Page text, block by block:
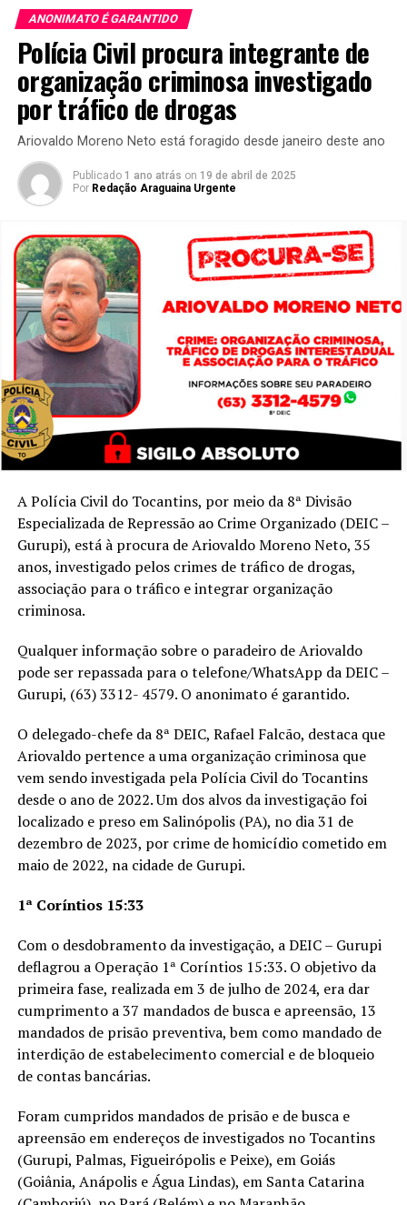
ANONIMATO É GARANTIDO
Polícia Civil procura integrante de
organização criminosa investigado
por tráfico de drogas
Ariovaldo Moreno Neto está foragido desde janeiro deste ano
Publicado 1 ano atrás on 19 de abril de 2025
Por Redação Araguaina Urgente
A Polícia Civil do Tocantins, por meio da 8ª Divisão
Especializada de Repressão ao Crime Organizado (DEIC –
Gurupi), está à procura de Ariovaldo Moreno Neto, 35
anos, investigado pelos crimes de tráfico de drogas,
associação para o tráfico e integrar organização
criminosa.
Qualquer informação sobre o paradeiro de Ariovaldo
pode ser repassada para o telefone/WhatsApp da DEIC –
Gurupi, (63) 3312- 4579. O anonimato é garantido.
O delegado-chefe da 8ª DEIC, Rafael Falcão, destaca que
Ariovaldo pertence a uma organização criminosa que
vem sendo investigada pela Polícia Civil do Tocantins
desde o ano de 2022. Um dos alvos da investigação foi
localizado e preso em Salinópolis (PA), no dia 31 de
dezembro de 2023, por crime de homicídio cometido em
maio de 2022, na cidade de Gurupi.
1ª Coríntios 15:33
Com o desdobramento da investigação, a DEIC – Gurupi
deflagrou a Operação 1ª Coríntios 15:33. O objetivo da
primeira fase, realizada em 3 de julho de 2024, era dar
cumprimento a 37 mandados de busca e apreensão, 13
mandados de prisão preventiva, bem como mandado de
interdição de estabelecimento comercial e de bloqueio
de contas bancárias.
Foram cumpridos mandados de prisão e de busca e
apreensão em endereços de investigados no Tocantins
(Gurupi, Palmas, Figueirópolis e Peixe), em Goiás
(Goiânia, Anápolis e Água Lindas), em Santa Catarina